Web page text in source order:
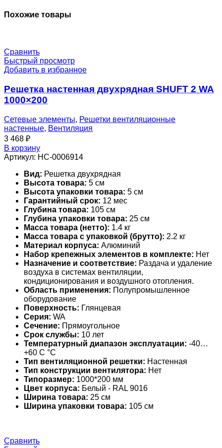
Похожие товары
Сравнить
Быстрый просмотр
Добавить в избранное
Решетка настенная двухрядная SHUFT 2 WA
1000×200
Сетевые элементы, Решетки вентиляционные
настенные, Вентиляция
3 468 ₽
В корзину
Артикул: НС-0006914
Вид: Решетка двухрядная
Высота товара: 5 см
Высота упаковки товара: 5 см
Гарантийный срок: 12 мес
Глубина товара: 105 см
Глубина упаковки товара: 25 см
Масса товара (нетто): 1.4 кг
Масса товара с упаковкой (брутто): 2.2 кг
Материал корпуса: Алюминий
Набор крепежных элементов в комплекте: Нет
Назначение и соответствие: Раздача и удаление
воздуха в системах вентиляции,
кондиционирования и воздушного отопления.
Область применения: Полупромышленное
оборудование
Поверхность: Глянцевая
Серия: WA
Сечение: Прямоугольное
Срок службы: 10 лет
Температурный диапазон эксплуатации: -40…
+60 С °С
Тип вентиляционной решетки: Настенная
Тип конструкции вентилятора: Нет
Типоразмер: 1000*200 мм
Цвет корпуса: Белый - RAL 9016
Ширина товара: 25 см
Ширина упаковки товара: 105 см
Сравнить